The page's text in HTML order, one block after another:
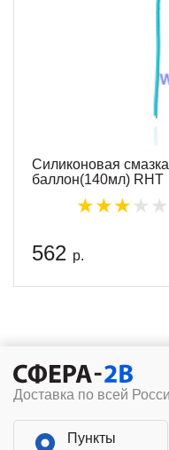
Силиконовая
баллон(140мл) RHT
562 р.
Доставка по всей
Пункты